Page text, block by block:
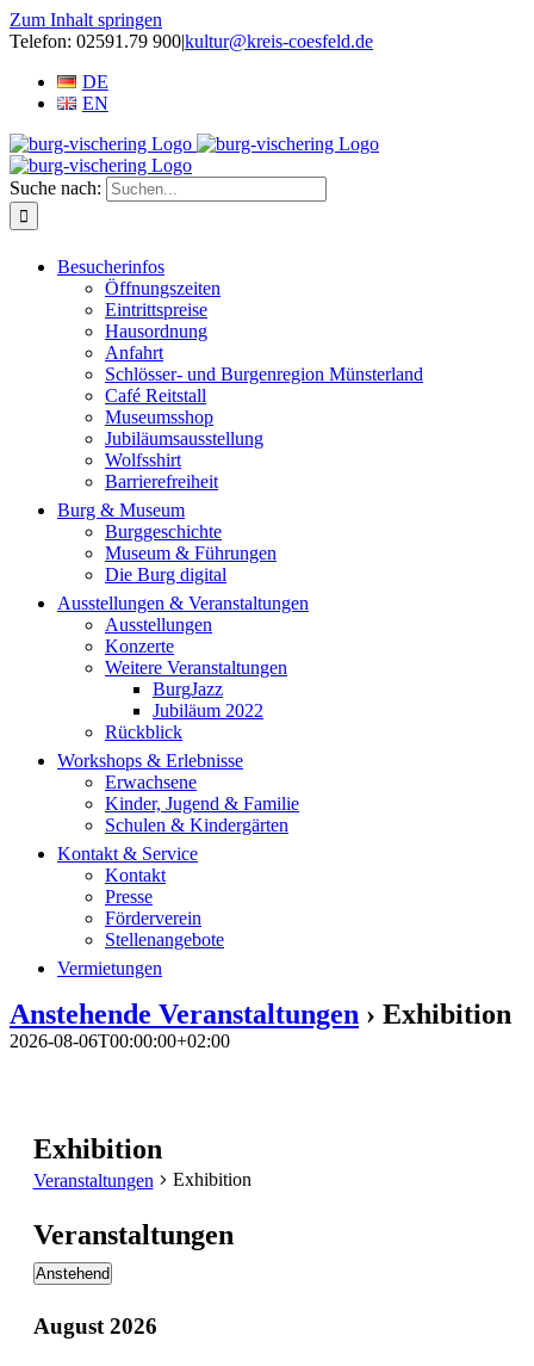
Zum Inhalt springen
Telefon: 02591.79 900|kultur@kreis-coesfeld.de
DE
EN
Suche nach:
Besucherinfos
Öffnungszeiten
Eintrittspreise
Hausordnung
Anfahrt
Schlösser- und Burgenregion Münsterland
Café Reitstall
Museumsshop
Jubiläumsausstellung
Wolfsshirt
Barrierefreiheit
Burg & Museum
Burggeschichte
Museum & Führungen
Die Burg digital
Ausstellungen & Veranstaltungen
Ausstellungen
Konzerte
Weitere Veranstaltungen
BurgJazz
Jubiläum 2022
Rückblick
Workshops & Erlebnisse
Erwachsene
Kinder, Jugend & Familie
Schulen & Kindergärten
Kontakt & Service
Kontakt
Presse
Förderverein
Stellenangebote
Vermietungen
Anstehende Veranstaltungen › Exhibition
2026-08-06T00:00:00+02:00
Exhibition
Veranstaltungen Exhibition
Veranstaltungen
Anstehend
wählen.
August 2026